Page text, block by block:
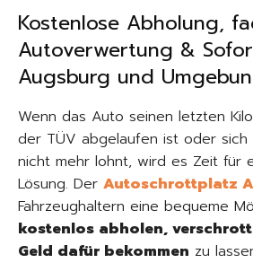
Kostenlose Abholung,
Autoverwertung &
Augsburg und
Wenn das Auto seinen letzten
der TÜV abgelaufen ist oder sich
nicht mehr lohnt, wird es Zeit für
Lösung. Der Autoschrottplatz
Fahrzeughaltern eine bequeme
kostenlos abholen,
Geld dafür bekommen zu